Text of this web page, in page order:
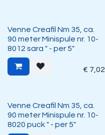
Venne Creafil Nm 35, ca.
90 meter Minispule nr. 10-
8012 sara " - per 5"
€ 7,02
Venne Creafil Nm 35, ca.
90 meter Minispule nr. 10-
8020 puck " - per 5"